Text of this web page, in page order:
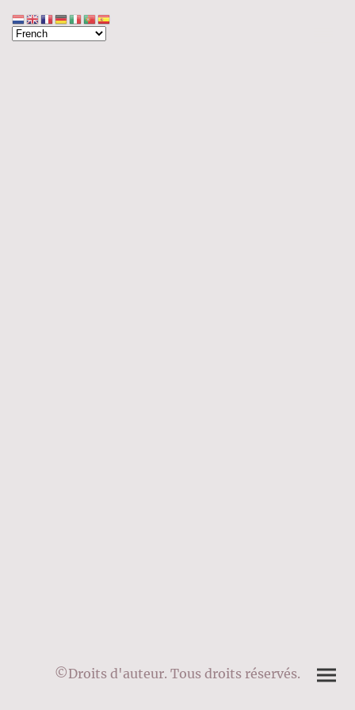
©Droits d'auteur. Tous droits réservés.